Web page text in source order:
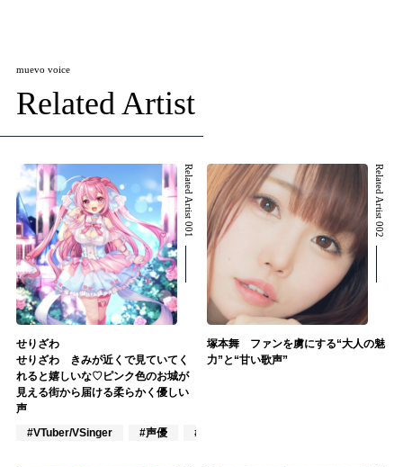
muevo voice
Related Artist
Related Artist 001
せりざわ
せりざわ きみが近くで見ていてく
れると嬉しいな♡ピンク色のお城が
見える街から届ける柔らかく優しい
声
#VTuber/VSinger
#声優 #アニメ/ゲーム
Related Artist 002
塚本舞 ファンを虜にする“大人の魅
力”と“甘い歌声”